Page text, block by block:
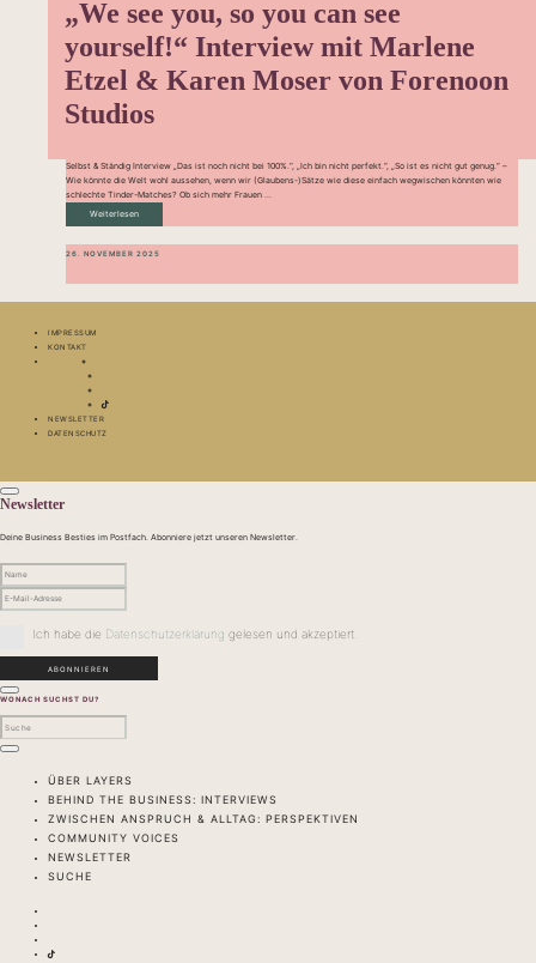
„We see you, so you can see
yourself!“ Interview mit Marlene
Etzel & Karen Moser von Forenoon
Studios
Selbst & Ständig Interview „Das ist noch nicht bei 100%.“, „Ich bin nicht perfekt.“, „So ist es nicht gut genug.“ –
Wie könnte die Welt wohl aussehen, wenn wir (Glaubens-)Sätze wie diese einfach wegwischen könnten wie
schlechte Tinder-Matches? Ob sich mehr Frauen ...
Weiterlesen
26. NOVEMBER 2025
IMPRESSUM
KONTAKT
NEWSLETTER
DATENSCHUTZ
Newsletter
Deine Business Besties im Postfach. Abonniere jetzt unseren Newsletter.
Ich habe die Datenschutzerklärung gelesen und akzeptiert.
WONACH SUCHST DU?
ÜBER LAYERS
BEHIND THE BUSINESS: INTERVIEWS
ZWISCHEN ANSPRUCH & ALLTAG: PERSPEKTIVEN
COMMUNITY VOICES
NEWSLETTER
SUCHE